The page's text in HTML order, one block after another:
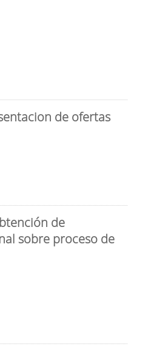
de ofertas
de
sobre proceso de